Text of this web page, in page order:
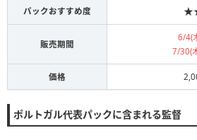
パックおすすめ度
販売期間
6/4(
7/30(
価格
ポルトガル代表パックに含まれる監督